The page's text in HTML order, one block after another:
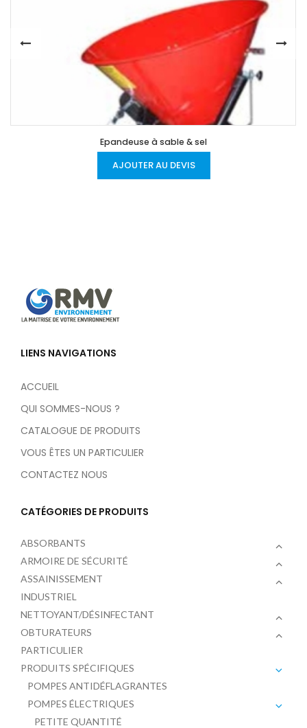
Epandeuse à sable & sel
AJOUTER AU DEVIS
LIENS NAVIGATIONS
ACCUEIL
QUI SOMMES-NOUS ?
CATALOGUE DE PRODUITS
VOUS ÊTES UN PARTICULIER
CONTACTEZ NOUS
CATÉGORIES DE PRODUITS
ABSORBANTS
ARMOIRE DE SÉCURITÉ
ASSAINISSEMENT
INDUSTRIEL
NETTOYANT/DÉSINFECTANT
OBTURATEURS
PARTICULIER
PRODUITS SPÉCIFIQUES
POMPES ANTIDÉFLAGRANTES
POMPES ÉLECTRIQUES
PETITE QUANTITÉ